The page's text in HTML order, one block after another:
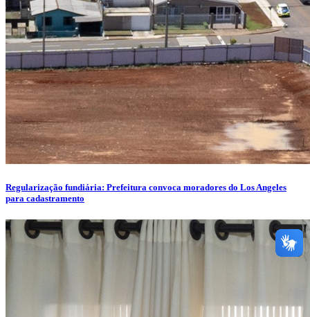
Regularização fundiária: Prefeitura convoca moradores do Los Angeles
para cadastramento